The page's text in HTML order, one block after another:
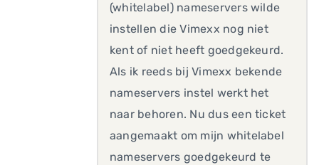
(whitelabel) nameservers wilde
instellen die Vimexx nog niet
kent of niet heeft goedgekeurd.
Als ik reeds bij Vimexx bekende
nameservers instel werkt het
naar behoren. Nu dus een ticket
aangemaakt om mijn whitelabel
nameservers goedgekeurd te